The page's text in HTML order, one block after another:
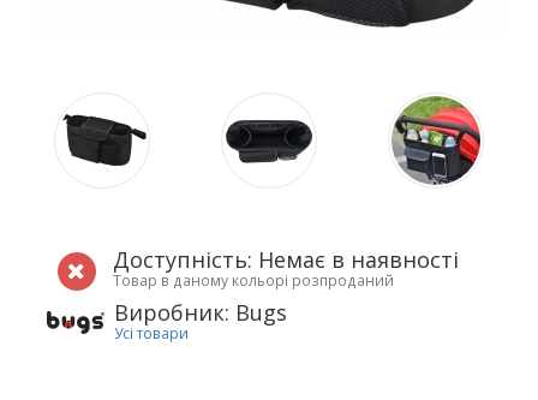
Доступність: Немає в наявності
Товар в даному кольорі розпроданий
Виробник: Bugs
Усі товари